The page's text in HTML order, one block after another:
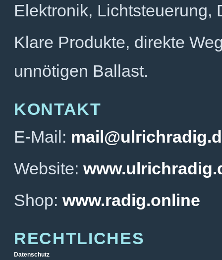
Elektronik, Lichtsteuerung,
Klare Produkte, direkte
unnötigen Ballast.
KONTAKT
E-Mail:
Website:
Shop: www.radig.online
RECHTLICHES
Datenschutz